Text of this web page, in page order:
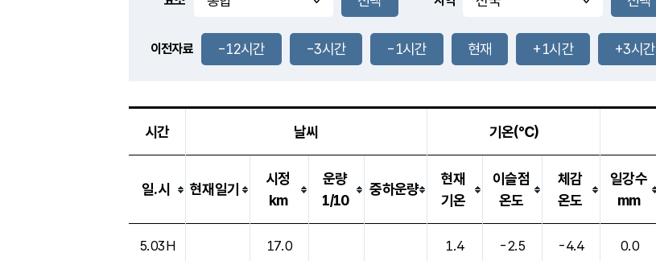
풍도
3.8m/s
-mm
30.7
℃
-
31.3℃
1.7m/s
-mm
-mm
이전자료 -12시간 -3시간 -1시간 현재 +1시간 +3시간
시간 날씨 기온(℃)
일.시 현재일기
시정
km
운량
1/10
중하운량
현재
기온
이슬점
온도
체감
온도
일강수
mm
5.03H 17.0 1.4 -2.5 -4.4 0.0